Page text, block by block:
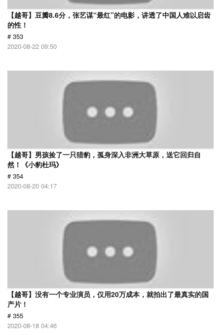
【越哥】豆瓣8.6分，张艺谋“最红”的电影，讲透了中国人难以启齿
的性！
# 353
2020-08-22 09:50
【越哥】男孩捡了一只猎豹，孤身深入非洲大草原，送它回归自
然！《小豹杜玛》
# 354
2020-08-20 04:17
【越哥】没有一个专业演员，仅用20万成本，就拍出了最真实的国
产片！
# 355
2020-08-18 04:46